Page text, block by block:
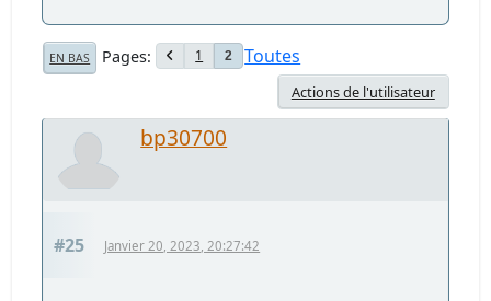
EN BAS Pages 1 2 Toutes
Actions de l'utilisateur
bp30700
#25 Janvier 20, 2023, 20:27:42